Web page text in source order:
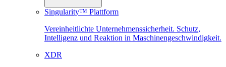
Singularity™ Plattform
Vereinheitlichte Unternehmenssicherheit. Schutz,
Intelligenz und Reaktion in Maschinen­geschwindigkeit.
XDR